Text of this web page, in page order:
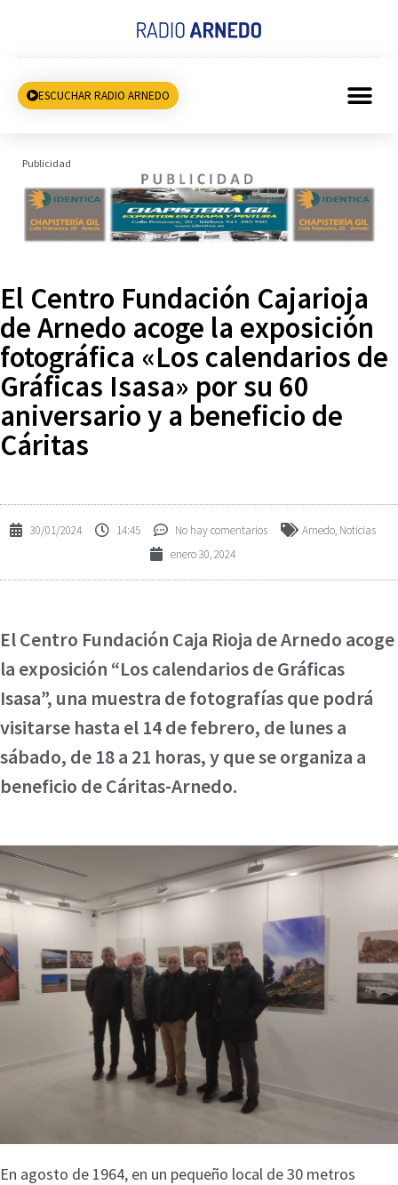
ESCUCHAR RADIO ARNEDO
Publicidad
El Centro Fundación Cajarioja
de Arnedo acoge la exposición
fotográfica «Los calendarios de
Gráficas Isasa» por su 60
aniversario y a beneficio de
Cáritas
30/01/2024 14:45 No hay comentarios Arnedo, Noticias
enero 30, 2024
El Centro Fundación Caja Rioja de Arnedo acoge
la exposición “Los calendarios de Gráficas
Isasa”, una muestra de fotografías que podrá
visitarse hasta el 14 de febrero, de lunes a
sábado, de 18 a 21 horas, y que se organiza a
beneficio de Cáritas-Arnedo.
En agosto de 1964, en un pequeño local de 30 metros